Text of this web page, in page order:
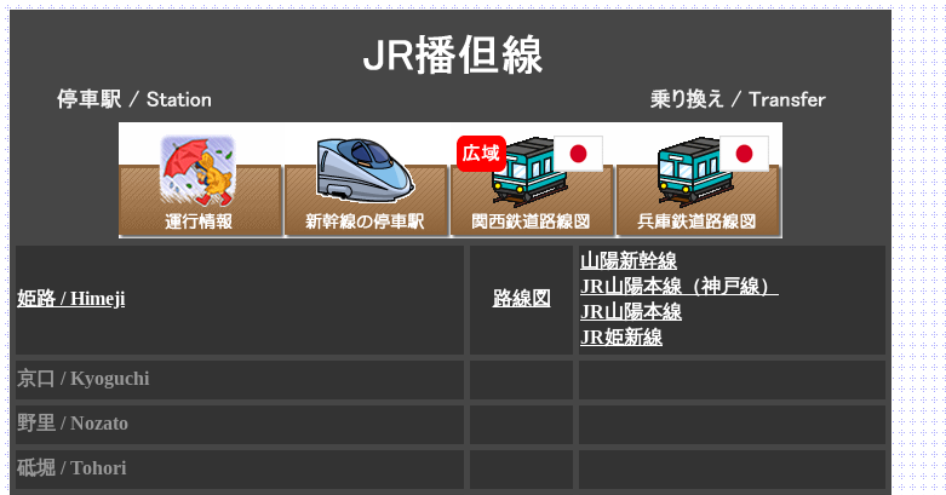
姫路 / Himeji 路線図
山陽新幹線
JR山陽本線（神戸線）
JR山陽本線
JR姫新線
京口 / Kyoguchi
野里 / Nozato
砥堀 / Tohori